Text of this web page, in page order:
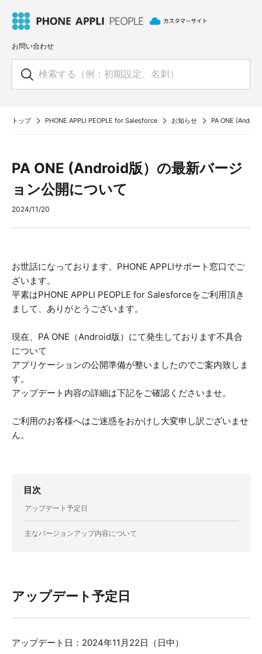
お問い合わせ
トップ PHONE APPLI PEOPLE for Salesforce お知らせ PA ONE
PA ONE (Android版）の最新バージ
ョン公開について
2024/11/20
お世話になっております。PHONE APPLIサポート窓口でご
ざいます。
平素はPHONE APPLI PEOPLE for Salesforceをご利用頂き
まして、ありがとうございます。
現在、PA ONE（Android版）にて発生しております不具合
について
アプリケーションの公開準備が整いましたのでご案内致しま
す。
アップデート内容の詳細は下記をご確認くださいませ。
ご利用のお客様へはご迷惑をおかけし大変申し訳ございませ
ん。
目次
アップデート予定日
主なバージョンアップ内容について
アップデート予定日
アップデート日：2024年11月22日（日中）